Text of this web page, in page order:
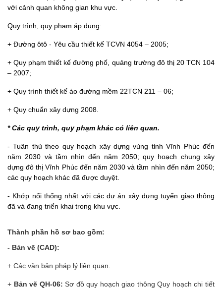
với cảnh quan không gian khu vực.
Quy trình, quy phạm áp dụng:
+ Đường ôtô - Yêu cầu thiết kế TCVN 4054 – 2005;
+ Quy phạm thiết kế đường phố, quảng trường đô thị 20 TCN 104
– 2007;
+ Quy trình thiết kế áo đường mềm 22TCN 211 – 06;
+ Quy chuẩn xây dựng 2008.
* Các quy trình, quy phạm khác có liên quan.
- Tuân thủ theo quy hoạch xây dựng vùng tỉnh Vĩnh Phúc đến
năm 2030 và tầm nhìn đến năm 2050; quy hoạch chung xây
dựng đô thị Vĩnh Phúc đến năm 2030 và tầm nhìn đến năm 2050;
các quy hoạch khác đã được duyệt.
- Khớp nối thống nhất với các dự án xây dựng tuyến giao thông
đã và đang triển khai trong khu vực.
Thành phần hồ sơ bao gồm:
- Bản vẽ (CAD):
+ Các văn bản pháp lý liên quan.
+ Bản vẽ QH-06: Sơ đồ quy hoạch giao thông Quy hoạch chi tiết